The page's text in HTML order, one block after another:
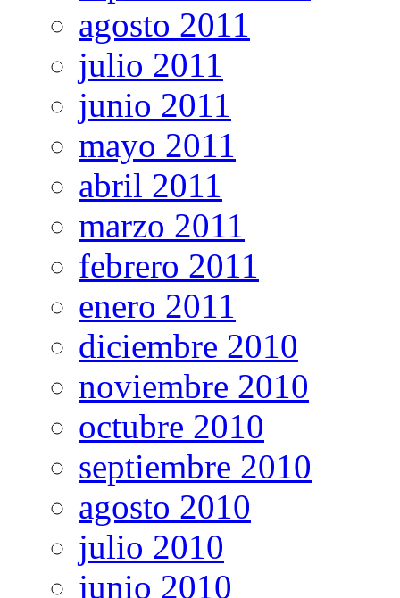
agosto 2011
julio 2011
junio 2011
mayo 2011
abril 2011
marzo 2011
febrero 2011
enero 2011
diciembre 2010
noviembre 2010
octubre 2010
septiembre 2010
agosto 2010
julio 2010
junio 2010